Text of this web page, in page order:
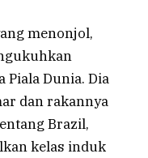
menonjol,
Piala Dunia. Dia
dan rakannya
Brazil,
kelas induk